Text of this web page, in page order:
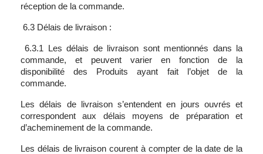
réception de la commande.
6.3 Délais de livraison :
6.3.1 Les délais de livraison sont mentionnés dans la
commande, et peuvent varier en fonction de la
disponibilité des Produits ayant fait l’objet de la
commande.
Les délais de livraison s’entendent en jours ouvrés et
correspondent aux délais moyens de préparation et
d’acheminement de la commande.
Les délais de livraison courent à compter de la date de la